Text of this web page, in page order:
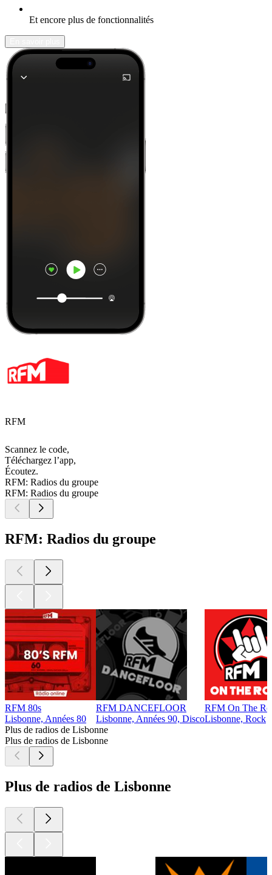
Et encore plus de fonctionnalités
RFM
Scannez le code,
Téléchargez l’app,
Écoutez.
RFM: Radios du groupe
RFM: Radios du groupe
RFM: Radios du groupe
RFM 80s
Lisbonne, Années 80
RFM DANCEFLOOR
Lisbonne, Années 90, Disco
RFM On The
Lisbonne, Rock
Plus de radios de Lisbonne
Plus de radios de Lisbonne
Plus de radios de Lisbonne